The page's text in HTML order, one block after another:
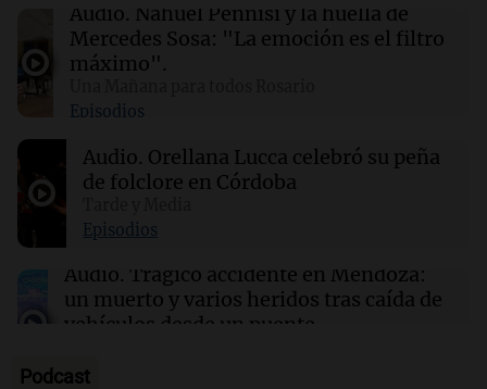
18:46 Deportes
Inter Miami acompaña a Lionel Messi tras la
18:42 La Cadena del Gol
River, en caída libre: perdió 1-0 ante Tigre y
sumó su cuarta derrota al hilo
Audio. Nahuel Pennisi y la huella de
Mercedes Sosa: "La emoción es el filtro
máximo".
Episodios
Audio. Orellana Lucca celebró su peña
de folclore en Córdoba
Episodios
Audio. Trágico accidente en Mendoza:
un muerto y varios heridos tras caída de
vehículos desde un puente
Episodios
Podcast